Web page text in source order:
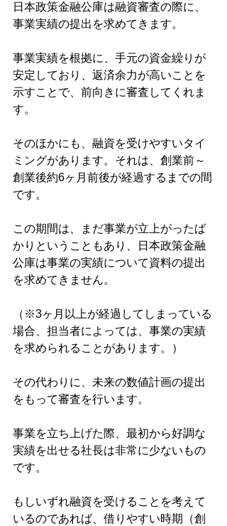
日本政策金融公庫は融資審査の際に、
事業実績の提出を求めてきます。
事業実績を根拠に、手元の資金繰りが
安定しており、返済余力が高いことを
示すことで、前向きに審査してくれま
す。
そのほかにも、融資を受けやすいタイ
ミングがあります。それは、創業前～
創業後約6ヶ月前後が経過するまでの間
です。
この期間は、まだ事業が立上がったば
かりということもあり、日本政策金融
公庫は事業の実績について資料の提出
を求めてきません。
（※3ヶ月以上が経過してしまっている
場合、担当者によっては、事業の実績
を求められることがあります。）
その代わりに、未来の数値計画の提出
をもって審査を行います。
事業を立ち上げた際、最初から好調な
実績を出せる社長は非常に少ないもの
です。
もしいずれ融資を受けることを考えて
いるのであれば、借りやすい時期（創